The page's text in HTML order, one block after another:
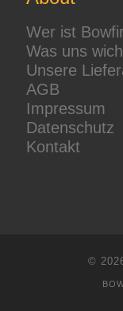
Wer ist
Was uns
Unsere
AGB
Impressum
Datenschutz
Kontakt
©